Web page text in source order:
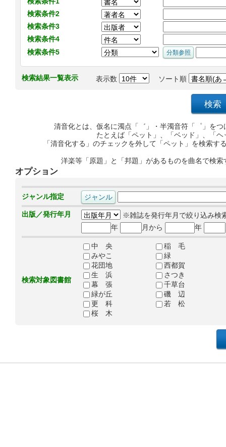
検索条件2
検索条件3
検索条件4
検索条件5
検索結果一覧表示 表示数 ソート順
清音化とは、仮名に濁点「゛」・半濁音符「゜」を
たとえば「ペット」、「ベッド」、「
「清音化する」のチェックを外して「ペット」を検索
洋楽等「原題」と「邦題」があるものを曲名で検
オプション
ジャンル指定
出版／発行年月
※雑誌を発行年月で絞り込み検
年
月から 年
検索対象図書館
中 央
稲 毛
みやこ
緑
花団地
西都賀
生 浜
さつき
幕 張
千草台
緑が丘
磯 辺
更 科
若 松
桜 木